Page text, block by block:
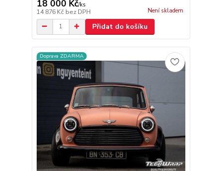
18 000 Kč/ks
14 876 Kč bez DPH Není skladem
Přidat do košíku
Doprava ZDARMA